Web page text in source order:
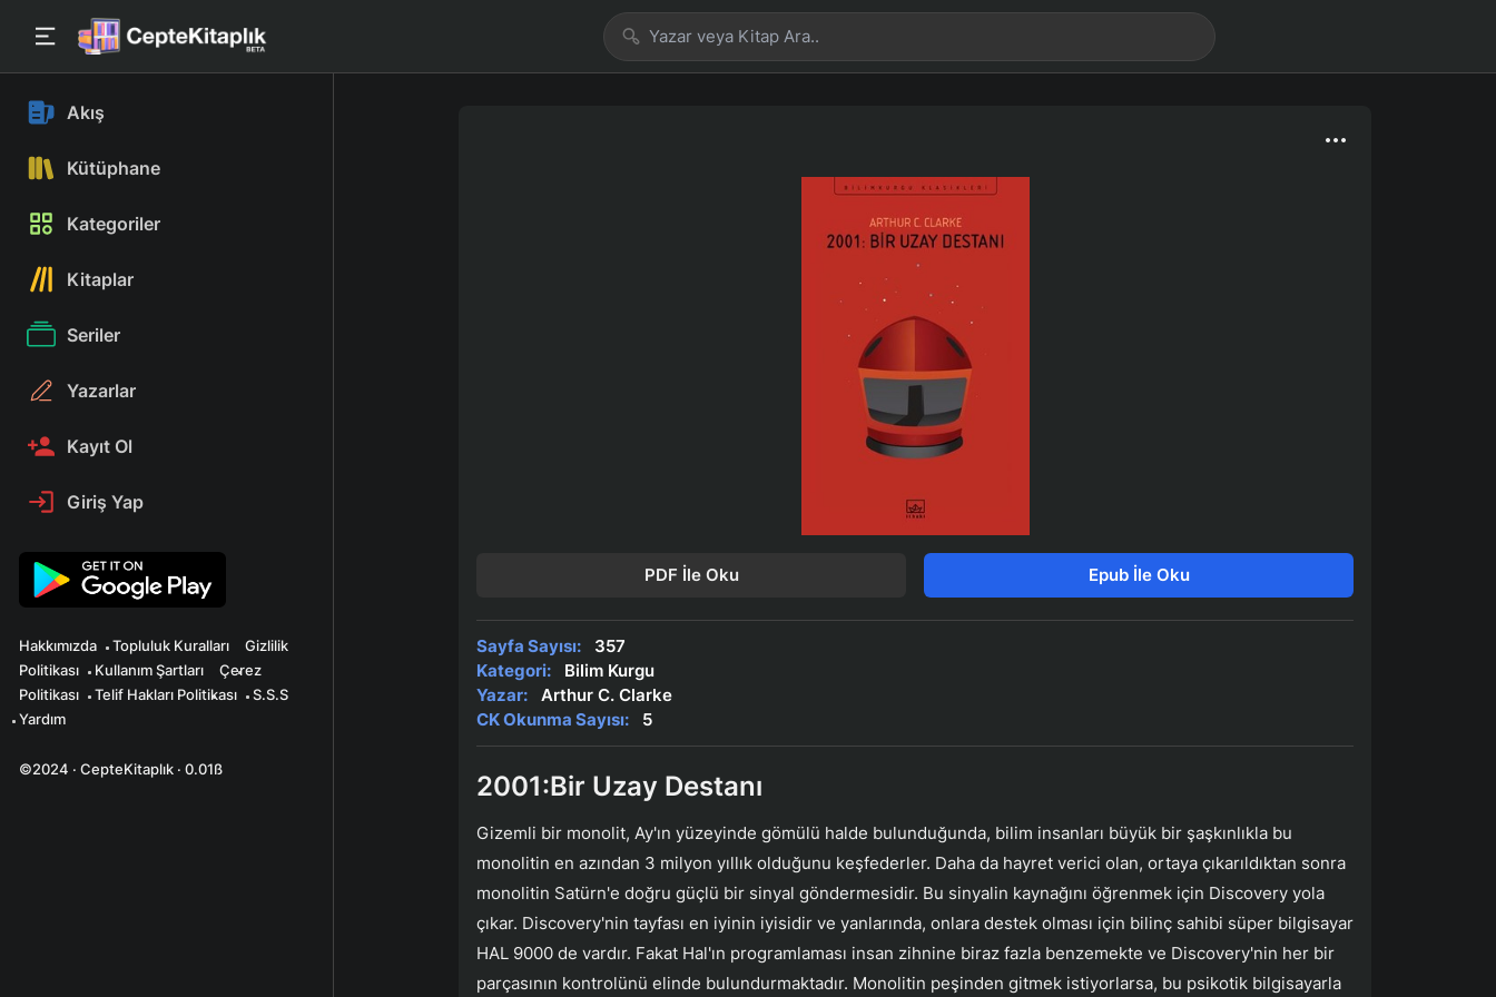
Akış
Kütüphane
Kategoriler
Kitaplar
Seriler
Yazarlar
Kayıt Ol
Giriş Yap
Hakkımızda Topluluk Kuralları
Gizlilik
Politikası
Kullanım Şartları
Çerez
Politikası
Telif Hakları Politikası
S.S.S
Yardım
©2024 · CepteKitaplık · 0.01ß
PDF İle Oku Epub İle Oku
Sayfa Sayısı:
357
Kategori:
Bilim Kurgu
Yazar:
Arthur C. Clarke
CK Okunma Sayısı:
5
2001:Bir Uzay Destanı
Gizemli bir monolit, Ay'ın yüzeyinde gömülü halde bulunduğunda, bilim insanları büyük bir şaşkınlıkla bu
monolitin en azından 3 milyon yıllık olduğunu keşfederler. Daha da hayret verici olan, ortaya çıkarıldıktan sonra
monolitin Satürn'e doğru güçlü bir sinyal göndermesidir. Bu sinyalin kaynağını öğrenmek için Discovery yola
çıkar. Discovery'nin tayfası en iyinin iyisidir ve yanlarında, onlara destek olması için bilinç sahibi süper bilgisayar
HAL 9000 de vardır. Fakat Hal'ın programlaması insan zihnine biraz fazla benzemekte ve Discovery'nin her bir
parçasının kontrolünü elinde bulundurmaktadır. Monolitin peşinden gitmek istiyorlarsa, bu psikotik bilgisayarla